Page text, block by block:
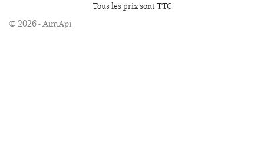
Tous les prix sont TTC
© 2026 - AimApi